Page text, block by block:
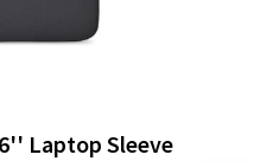
Laptop Sleeve